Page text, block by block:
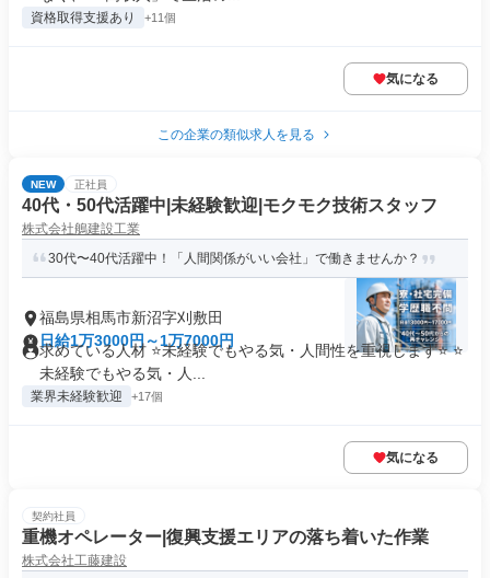
資格取得支援あり +11個
気になる
この企業の類似求人を見る
NEW 正社員
40代・50代活躍中|未経験歓迎|モクモク技術スタッフ
株式会社鵃建設工業
30代〜40代活躍中！「人間関係がいい会社」で働きませんか？
福島県相馬市新沼字刈敷田
日給1万3000円～1万7000円
求めている人材 ⭐️未経験でもやる気・人間性を重視します⭐️ ⭐️
未経験でもやる気・人...
業界未経験歓迎 +17個
気になる
契約社員
重機オペレーター|復興支援エリアの落ち着いた作業
株式会社工藤建設